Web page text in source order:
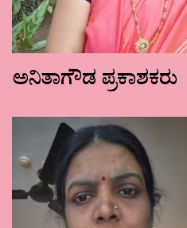
ಅನಿತಾಗೌಡ ಪ್ರಕಾಶಕರು